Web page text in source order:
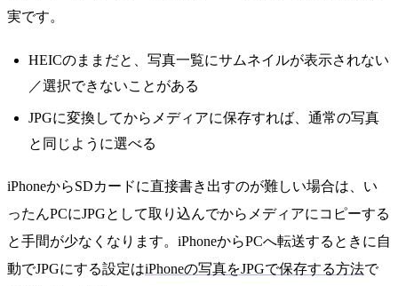
実です。
HEICのままだと、写真一覧にサムネイルが表示されない
／選択できないことがある
JPGに変換してからメディアに保存すれば、通常の写真
と同じように選べる
iPhoneからSDカードに直接書き出すのが難しい場合は、い
ったんPCにJPGとして取り込んでからメディアにコピーする
と手間が少なくなります。iPhoneからPCへ転送するときに自
動でJPGにする設定はiPhoneの写真をJPGで保存する方法で